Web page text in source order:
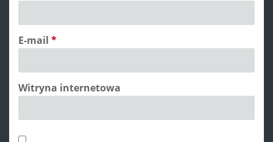
E-mail *
Witryna internetowa